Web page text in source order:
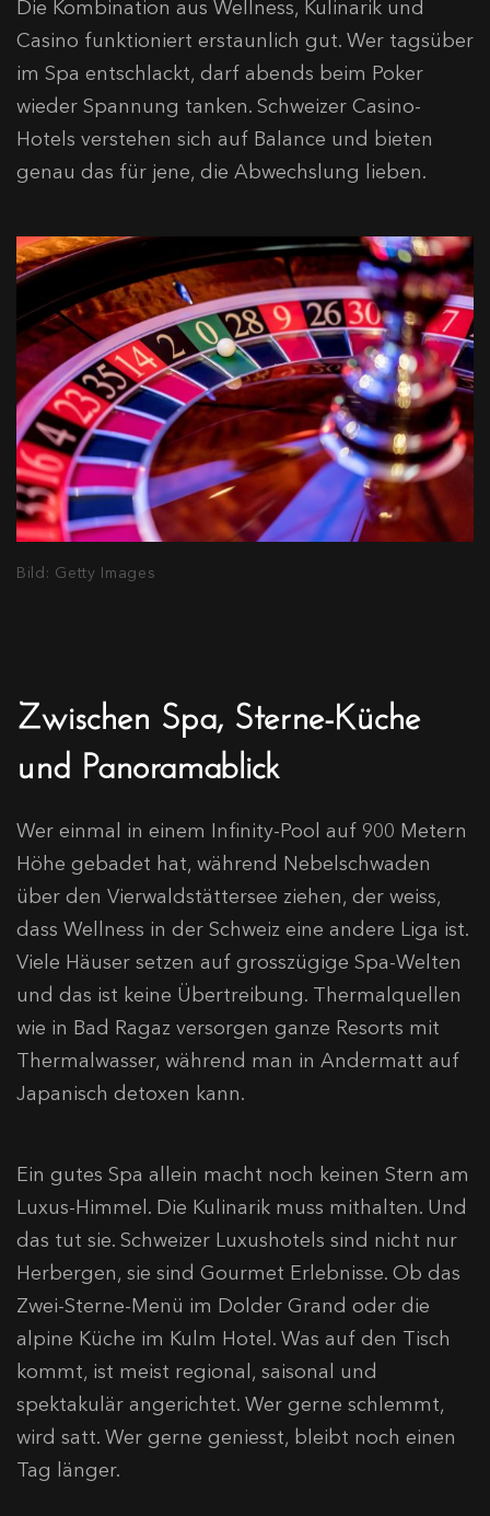
Die Kombination aus Wellness, Kulinarik und
Casino funktioniert erstaunlich gut. Wer tagsüber
im Spa entschlackt, darf abends beim Poker
wieder Spannung tanken. Schweizer Casino-
Hotels verstehen sich auf Balance und bieten
genau das für jene, die Abwechslung lieben.
Bild: Getty Images
Zwischen Spa, Sterne-Küche
und Panoramablick
Wer einmal in einem Infinity-Pool auf 900 Metern
Höhe gebadet hat, während Nebelschwaden
über den Vierwaldstättersee ziehen, der weiss,
dass Wellness in der Schweiz eine andere Liga ist.
Viele Häuser setzen auf grosszügige Spa-Welten
und das ist keine Übertreibung. Thermalquellen
wie in Bad Ragaz versorgen ganze Resorts mit
Thermalwasser, während man in Andermatt auf
Japanisch detoxen kann.
Ein gutes Spa allein macht noch keinen Stern am
Luxus-Himmel. Die Kulinarik muss mithalten. Und
das tut sie. Schweizer Luxushotels sind nicht nur
Herbergen, sie sind Gourmet Erlebnisse. Ob das
Zwei-Sterne-Menü im Dolder Grand oder die
alpine Küche im Kulm Hotel. Was auf den Tisch
kommt, ist meist regional, saisonal und
spektakulär angerichtet. Wer gerne schlemmt,
wird satt. Wer gerne geniesst, bleibt noch einen
Tag länger.